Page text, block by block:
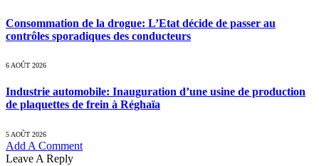
Consommation de la drogue: L’Etat décide de passer au
contrôles sporadiques des conducteurs
6 AOÛT 2026
Industrie automobile: Inauguration d’une usine de production
de plaquettes de frein à Réghaïa
5 AOÛT 2026
Add A Comment
Leave A Reply